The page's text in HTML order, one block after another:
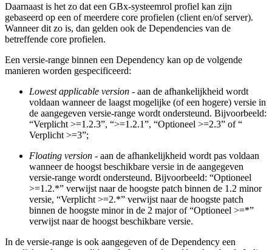
Daarnaast is het zo dat een GBx-systeemrol profiel kan zijn
gebaseerd op een of meerdere core profielen (client en/of server).
Wanneer dit zo is, dan gelden ook de Dependencies van de
betreffende core profielen.
Een versie-range binnen een Dependency kan op de volgende
manieren worden gespecificeerd:
Lowest applicable version - aan de afhankelijkheid wordt
voldaan wanneer de laagst mogelijke (of een hogere) versie in
de aangegeven versie-range wordt ondersteund. Bijvoorbeeld:
“Verplicht >=1.2.3”, “>=1.2.1”, “Optioneel >=2.3” of “
Verplicht >=3”;
Floating version - aan de afhankelijkheid wordt pas voldaan
wanneer de hoogst beschikbare versie in de aangegeven
versie-range wordt ondersteund. Bijvoorbeeld: “Optioneel
>=1.2.*” verwijst naar de hoogste patch binnen de 1.2 minor
versie, “Verplicht >=2.*” verwijst naar de hoogste patch
binnen de hoogste minor in de 2 major of “Optioneel >=*”
verwijst naar de hoogst beschikbare versie.
In de versie-range is ook aangegeven of de Dependency een